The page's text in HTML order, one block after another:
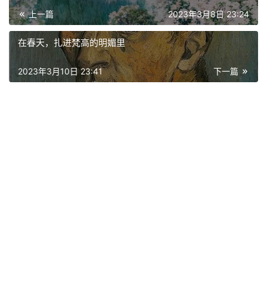
上一篇 2023年3月8日 23:24
在春天，扎进梵高的明媚里
下一篇
2023年3月10日 23:41